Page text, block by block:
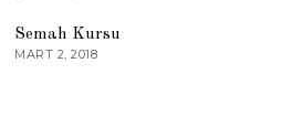
Semah Kursu
MART 2, 2018